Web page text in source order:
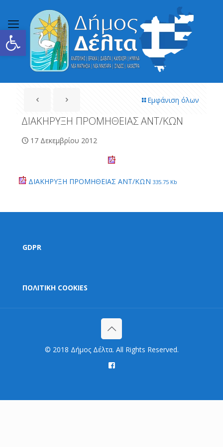
Ανοίξτε τη γραμμή εργαλείων
Εμφάνιση όλων
ΔΙΑΚΗΡΥΞΗ ΠΡΟΜΗΘΕΙΑΣ ΑΝΤ/ΚΩΝ
17 Δεκεμβρίου 2012
ΔΙΑΚΗΡΥΞΗ ΠΡΟΜΗΘΕΙΑΣ ΑΝΤ/ΚΩΝ 335.75 Kb
GDPR
ΠΟΛΙΤΙΚΗ COOKIES
© 2018 Δήμος Δέλτα. All Rights Reserved.